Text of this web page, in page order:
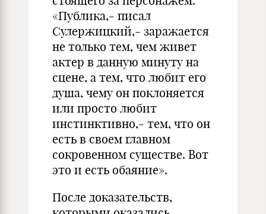
«Публика,- писал
Сулержицкий,- заражается
не только тем, чем живет
актер в данную минуту на
сцене, а тем, что любит его
душа, чему он поклоняется
или просто любит
инстинктивно,- тем, что он
есть в своем главном
сокровенном существе. Вот
это и есть обаяние».
После доказательств,